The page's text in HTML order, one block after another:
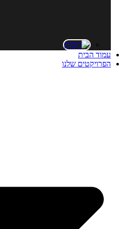
עמוד הבית
הפרויקטים שלנו